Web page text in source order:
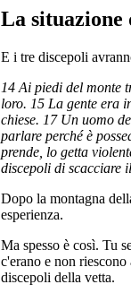
La situazione
E i tre discepoli
14 Ai piedi del monte
loro. 15 La gente era
chiese. 17 Un uomo
parlare perché è
prende, lo getta
discepoli di scacciare
Dopo la montagna
esperienza.
Ma spesso è così. Tu
c'erano e non
discepoli della vetta.